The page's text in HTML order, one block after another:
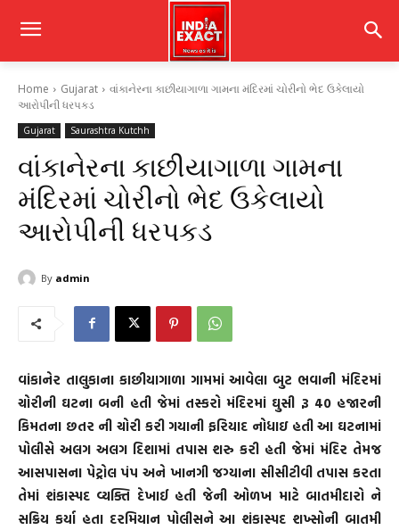
Home Gujarat
વાંકાનેરના કાછીયાગાળા ગામના મંદિરમાં ચોરીનો ભેદ ઉકેલાયો
આરોપીની ધરપકડ
Gujarat Saurashtra Kutchh
વાંકાનેરના કાછીયાગાળા ગામના
મંદિરમાં ચોરીનો ભેદ ઉકેલાયો
આરોપીની ધરપકડ
By admin
વાંકાનેર તાલુકાના કાછીયાગાળા ગામમાં આવેલા બુટ ભવાની મંદિરમાં
ચોરીની ઘટના બની હતી જેમાં તસ્કરો મંદિરમાં ઘુસી રૂ 40 હજારની
કિમતના છતર ની ચોરી કરી ગયાની ફરિયાદ નોધાઇ હતી આ ઘટનામાં
પોલીસે અલગ અલગ દિશામાં તપાસ શરુ કરી હતી જેમાં મંદિર તેમજ
આસપાસના પેટ્રોલ પંપ અને ખાનગી જગ્યાના સીસીટીવી તપાસ કરતા
તેમાં શંકાસ્પદ વ્યક્તિ દેખાઈ હતી જેની ઓળખ માટે બાતમીદારો ને
સક્રિય કર્યા હતા દરમિયાન પોલીસને આ શંકાસ્પદ શખ્સોની બાતમી